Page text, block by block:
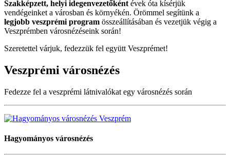
Szakképzett, helyi idegenvezetőként évek óta kísérjük
vendégeinket a városban és környékén. Örömmel segítünk a
legjobb veszprémi program összeállításában és vezetjük végig a
Veszprémben városnézéseink során!
Szeretettel várjuk, fedezzük fel együtt Veszprémet!
Veszprémi városnézés
Fedezze fel a veszprémi látnivalókat egy városnézés során
Hagyományos városnézés